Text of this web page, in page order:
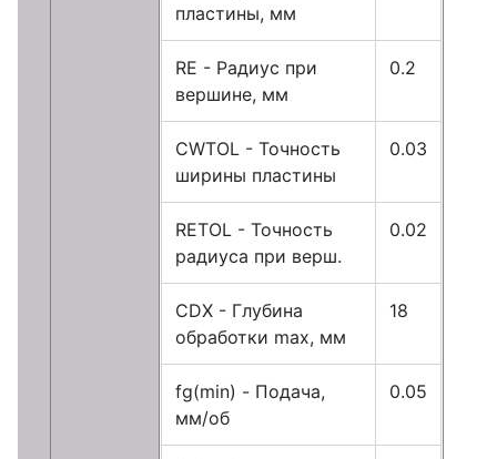
пластины, мм
RE - Радиус при
вершине, мм
0.2
CWTOL - Точность
ширины пластины
0.03
RETOL - Точность
радиуса при верш.
0.02
CDX - Глубина
обработки max, мм
18
fg(min) - Подача,
мм/об
0.05